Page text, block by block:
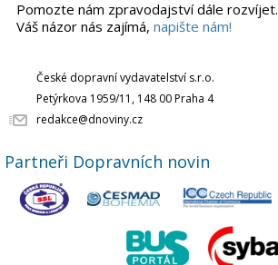
Pomozte nám zpravodajství dále rozvíjet.
Váš názor nás zajímá, napište nám!
České dopravní vydavatelství s.r.o.
Petýrkova 1959/11, 148 00 Praha 4
redakce@dnoviny.cz
Partneři Dopravních novin